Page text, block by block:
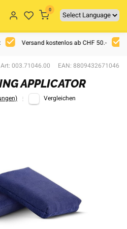
0
Versand kostenlos ab CHF 50.-
Art: 003.71046.00 EAN: 8809432671046
APPLICATOR
Vergleichen